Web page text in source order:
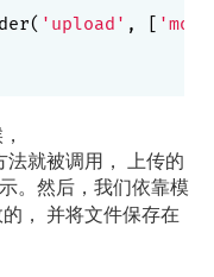
'upload' , [
法就被调用， 上传的
。然后，我们依靠模
， 并将文件保存在